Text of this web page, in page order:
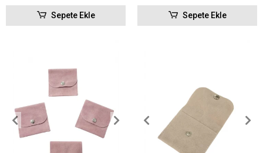
Sepete Ekle Sepete Ekle